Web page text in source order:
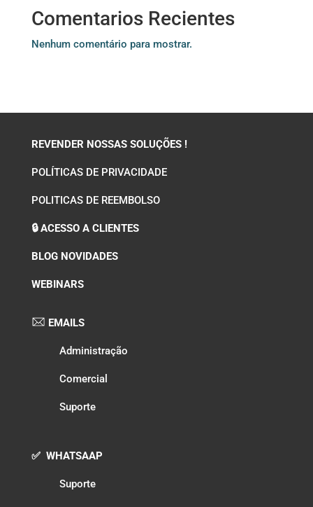
Comentarios Recientes
Nenhum comentário para mostrar.
REVENDER NOSSAS SOLUÇÕES !
POLÍTICAS DE PRIVACIDADE
POLITICAS DE REEMBOLSO
🔒 ACESSO A CLIENTES
BLOG NOVIDADES
WEBINARS
EMAILS
Administração
Comercial
Suporte
✅ WHATSAAP
Suporte